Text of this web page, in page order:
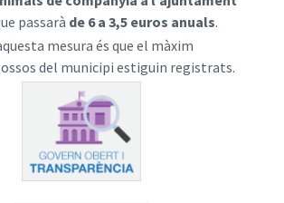
passarà de 6 a 3,5 euros anuals.
mesura és que el màxim
del municipi estiguin registrats.